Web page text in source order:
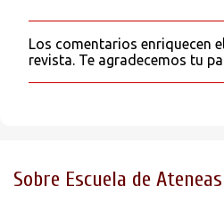
P
u
b
u
Los comentarios enriquecen
revista. Te agradecemos tu
Sobre Escuela de Ateneas